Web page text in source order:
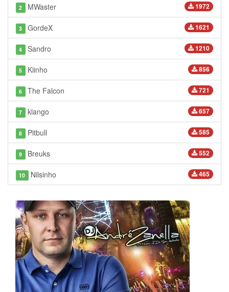
1972
2 MWaster
1621
3 GordeX
1210
4 Sandro
856
5 Kiinho
721
6 The Falcon
657
7 klango
585
8 Pitbull
552
9 Breuks
465
10 Nilsinho